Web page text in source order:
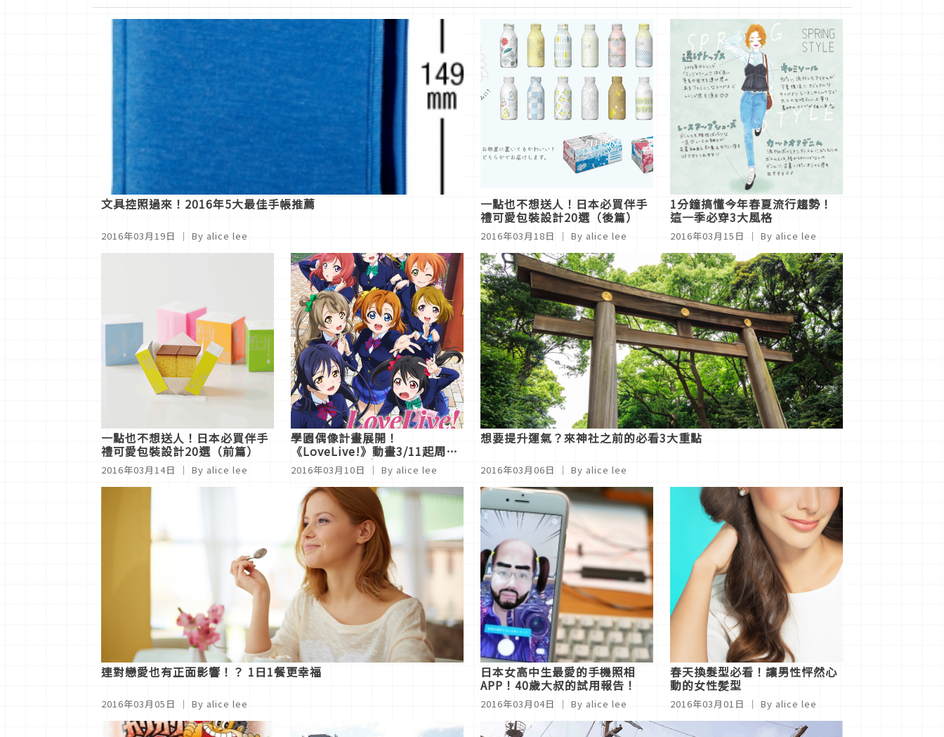
文具控照過來！2016年5大最佳手帳推薦
2016年03月19日 ｜ By alice lee
一點也不想送人！日本必買伴手
禮可愛包裝設計20選（後篇）
2016年03月18日 ｜ By alice lee
1分鐘搞懂今年春夏流行趨勢！
這一季必穿3大風格
2016年03月15日 ｜ By alice lee
一點也不想送人！日本必買伴手
禮可愛包裝設計20選（前篇）
2016年03月14日 ｜ By alice lee
學園偶像計畫展開！
《LoveLive!》動畫3/11起周一
至周五在中視播出
2016年03月10日 ｜ By alice lee
想要提升運氣？來神社之前的必看3大重點
2016年03月06日 ｜ By alice lee
連對戀愛也有正面影響！？ 1日1餐更幸福
2016年03月05日 ｜ By alice lee
日本女高中生最愛的手機照相
APP！40歲大叔的試用報告！
2016年03月04日 ｜ By alice lee
春天換髮型必看！讓男性怦然心
動的女性髪型
2016年03月01日 ｜ By alice lee